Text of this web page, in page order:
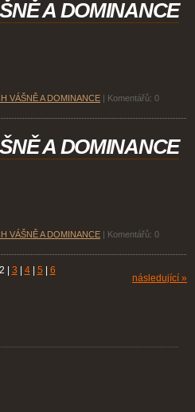
A DOMINANCE
VÁŠNĚ A DOMINANCE Komentářů: 0
A DOMINANCE
VÁŠNĚ A DOMINANCE Komentářů: 0
2 3 4 5 6
následující »